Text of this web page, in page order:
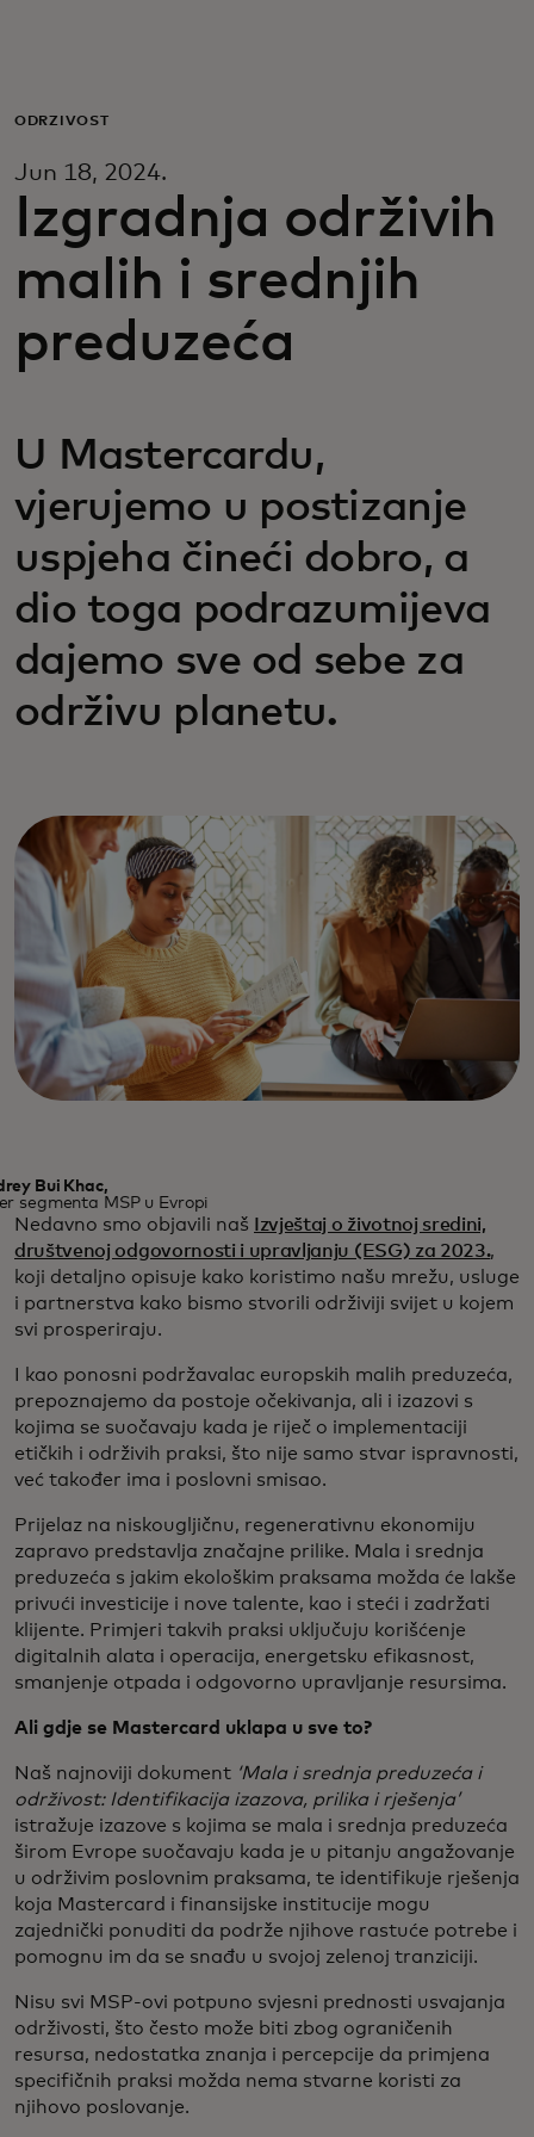
Za biznis
Za inovatore
Novosti i trendovi
ODRŽIVOST
Jun 18, 2024.
Izgradnja održivih
malih i srednjih
preduzeća
U Mastercardu,
vjerujemo u postizanje
uspjeha čineći dobro, a
dio toga podrazumijeva
dajemo sve od sebe za
održivu planetu.
Bui Khac,
segmenta MSP u Evropi
Nedavno smo objavili naš Izvještaj o životnoj sredini,
društvenoj odgovornosti i upravljanju (ESG) za 2023.,
koji detaljno opisuje kako koristimo našu mrežu, usluge
i partnerstva kako bismo stvorili održiviji svijet u kojem
svi prosperiraju.
I kao ponosni podržavalac europskih malih preduzeća,
prepoznajemo da postoje očekivanja, ali i izazovi s
kojima se suočavaju kada je riječ o implementaciji
etičkih i održivih praksi, što nije samo stvar ispravnosti,
već također ima i poslovni smisao.
Prijelaz na niskougljičnu, regenerativnu ekonomiju
zapravo predstavlja značajne prilike. Mala i srednja
preduzeća s jakim ekološkim praksama možda će lakše
privući investicije i nove talente, kao i steći i zadržati
klijente. Primjeri takvih praksi uključuju korišćenje
digitalnih alata i operacija, energetsku efikasnost,
smanjenje otpada i odgovorno upravljanje resursima.
Ali gdje se Mastercard uklapa u sve to?
Naš najnoviji dokument ‘Mala i srednja preduzeća i
održivost: Identifikacija izazova, prilika i rješenja’
istražuje izazove s kojima se mala i srednja preduzeća
širom Evrope suočavaju kada je u pitanju angažovanje
u održivim poslovnim praksama, te identifikuje rješenja
koja Mastercard i finansijske institucije mogu
zajednički ponuditi da podrže njihove rastuće potrebe i
pomognu im da se snađu u svojoj zelenoj tranziciji.
Nisu svi MSP-ovi potpuno svjesni prednosti usvajanja
održivosti, što često može biti zbog ograničenih
resursa, nedostatka znanja i percepcije da primjena
specifičnih praksi možda nema stvarne koristi za
njihovo poslovanje.